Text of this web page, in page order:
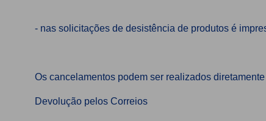
- nas solicitações de desistência de produtos é
Os cancelamentos podem ser realizados
Devolução pelos Correios